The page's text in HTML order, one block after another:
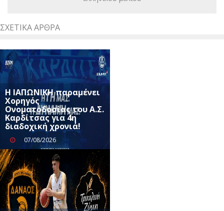
ΣΧΕΤΙΚΆ ΆΡΘΡΑ
Η ΙΑΠΩΝΙΚΗ παραμένει
Χορηγός
Ονοματοδοσίας του Α.Σ.
Καρδίτσας για 4η
διαδοχική χρονιά!
07/08/2026